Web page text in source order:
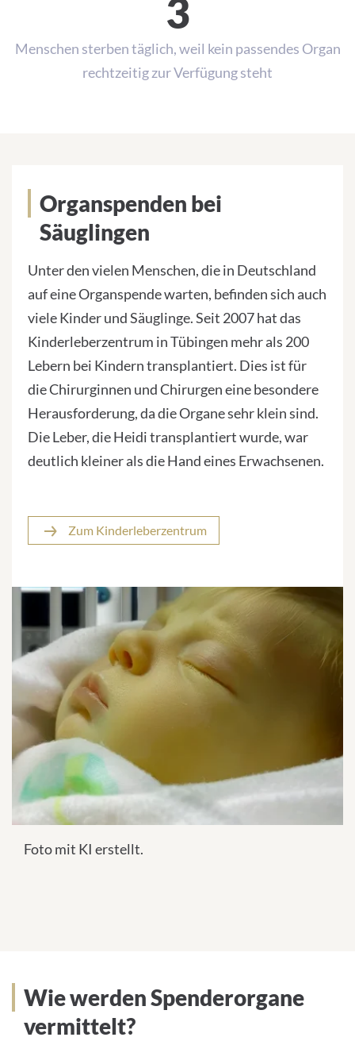
3
Menschen sterben täglich, weil kein passendes Organ
rechtzeitig zur Verfügung steht
Deutschland wissen müssen
Organspenden bei
Säuglingen
Unter den vielen Menschen, die in Deutschland
auf eine Organspende warten, befinden sich auch
viele Kinder und Säuglinge. Seit 2007 hat das
Kinderleberzentrum in Tübingen mehr als 200
Lebern bei Kindern transplantiert. Dies ist für
die Chirurginnen und Chirurgen eine besondere
Herausforderung, da die Organe sehr klein sind.
Die Leber, die Heidi transplantiert wurde, war
deutlich kleiner als die Hand eines Erwachsenen.
Zum Kinderleberzentrum
Foto mit KI erstellt.
Wie erfolgt die Vermittlung von
Spenderorganen?
Wie werden Spenderorgane
vermittelt?